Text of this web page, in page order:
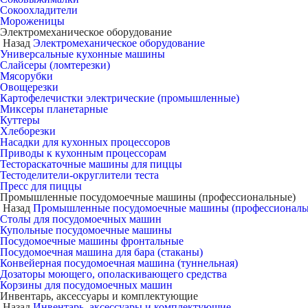
Сокоохладители
Мороженицы
Электромеханическое оборудование
Назад Электромеханическое оборудование
Универсальные кухонные машины
Слайсеры (ломтерезки)
Мясорубки
Овощерезки
Картофелечистки электрические (промышленные)
Миксеры планетарные
Куттеры
Хлеборезки
Насадки для кухонных процессоров
Приводы к кухонным процессорам
Тестораскаточные машины для пиццы
Тестоделители-округлители теста
Пресс для пиццы
Промышленные посудомоечные машины (профессиональные)
Назад Промышленные посудомоечные машины
Столы для посудомоечных машин
Купольные посудомоечные машины
Посудомоечные машины фронтальные
Посудомоечная машина для бара (стаканы)
Конвейерная посудомоечная машина (туннельная)
Дозаторы моющего, ополаскивающего средства
Корзины для посудомоечных машин
Инвентарь, аксессуары и комплектующие